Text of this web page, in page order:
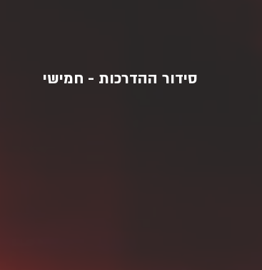
סידור ההדרכות - חמישי